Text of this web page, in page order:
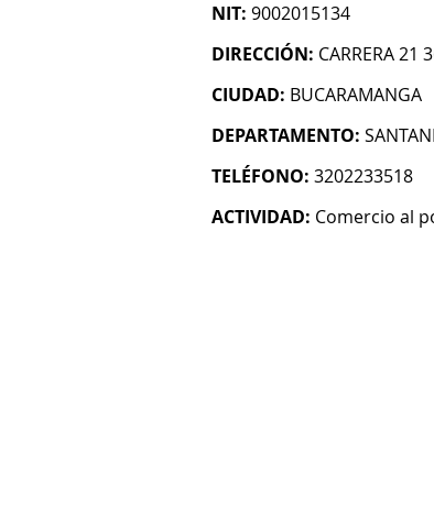
NIT: 9002015134
DIRECCIÓN: CARRERA 21
CIUDAD: BUCARAMANGA
DEPARTAMENTO:
TELÉFONO: 3202233518
ACTIVIDAD: Comercio al